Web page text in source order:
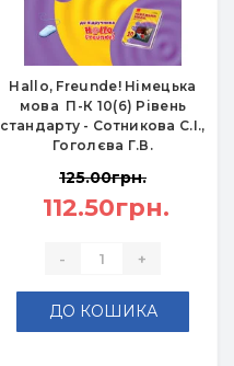
Hallo, Freunde! Німецька
мова П-К 10(6) Рівень
стандарту - Сотникова С.І.,
Гоголєва Г.В.
125.00грн.
112.50грн.
- +
ДО КОШИКА